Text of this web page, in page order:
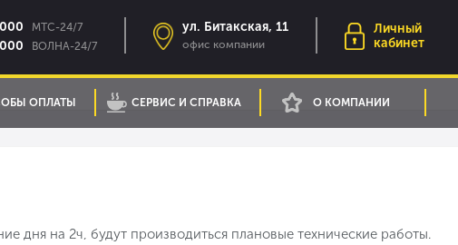
Личный
кабинет
ул. Битакская, 11
офис компании
MTC-24/7
ВОЛНА-24/7
ОПЛАТЫ СЕРВИС И СПРАВКА О КОМПАНИИ
дня на 2ч, будут производиться плановые технические работы.